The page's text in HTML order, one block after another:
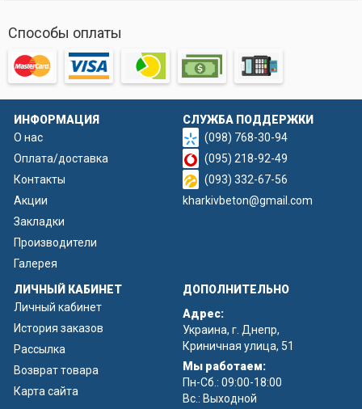
Способы оплаты
ИНФОРМАЦИЯ
О нас
Оплата/доставка
Контакты
Акции
Закладки
Производители
Галерея
СЛУЖБА ПОДДЕРЖКИ
(098) 768-30-94
(095) 218-92-49
(093) 332-67-56
kharkivbeton@gmail.com
ЛИЧНЫЙ КАБИНЕТ
Личный кабинет
История заказов
Рассылка
Возврат товара
Карта сайта
ДОПОЛНИТЕЛЬНО
Адрес:
Украина, г. Днепр,
Криничная улица, 51
Мы работаем:
Пн-Сб.: 09:00-18:00
Вс.: Выходной